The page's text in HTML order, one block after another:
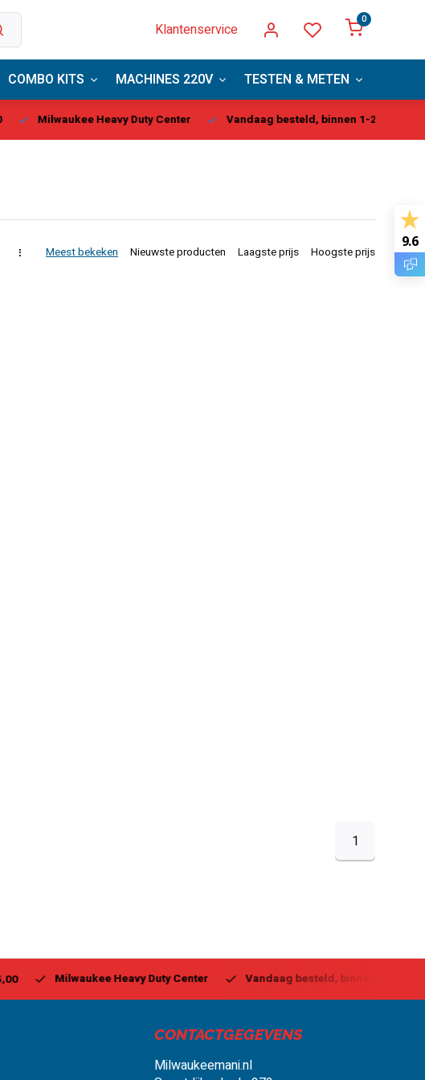
Klantenservice
0
COMBO KITS MACHINES 220V TESTEN & METEN
Milwaukee Heavy Duty Center Vandaag besteld, binnen 1-2 dagen
Meest bekeken Nieuwste producten Laagste prijs Hoogste prijs
1
Milwaukee Heavy Duty Center Vandaag besteld, binnen 1-2 dagen
CONTACTGEGEVENS
Milwaukeemani.nl
9.6